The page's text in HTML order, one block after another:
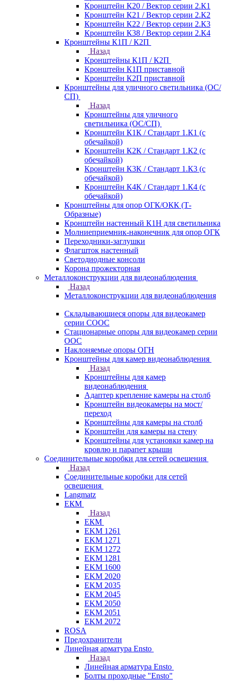
Кронштейн К20 / Вектор серии 2.К1
Кронштейн К21 / Вектор серии 2.К2
Кронштейн К22 / Вектор серии 2.К3
Кронштейн К38 / Вектор серии 2.К4
Кронштейны К1П / К2П
Назад
Кронштейны К1П / К2П
Кронштейн К1П приставной
Кронштейн К2П приставной
Кронштейны для уличного светильника (ОС/
СП)
Назад
Кронштейны для уличного
светильника (ОС/СП)
Кронштейн К1К / Стандарт 1.К1 (с
обечайкой)
Кронштейн К2К / Стандарт 1.К2 (с
обечайкой)
Кронштейн К3К / Стандарт 1.К3 (с
обечайкой)
Кронштейн К4К / Стандарт 1.К4 (с
обечайкой)
Кронштейны для опор ОГК/ОКК (Т-
Образные)
Кронштейн настенный К1Н для светильника
Молниеприемник-наконечник для опор ОГК
Переходники-заглушки
Флагшток настенный
Светодиодные консоли
Корона прожекторная
Металлоконструкции для видеонаблюдения
Назад
Металлоконструкции для видеонаблюдения
Складывающиеся опоры для видеокамер
серии СООС
Стационарные опоры для видеокамер серии
ООС
Наклоняемые опоры ОГН
Кронштейны для камер видеонаблюдения
Назад
Кронштейны для камер
видеонаблюдения
Адаптер крепление камеры на столб
Кронштейн видеокамеры на мост/
переход
Кронштейны для камеры на столб
Кронштейн для камеры на стену
Кронштейны для установки камер на
кровлю и парапет крыши
Соединительные коробки для сетей освещения
Назад
Соединительные коробки для сетей
освещения
Langmatz
ЕКМ
Назад
ЕКМ
EKM 1261
EKM 1271
EKM 1272
EKM 1281
EKM 1600
EKM 2020
EKM 2035
EKM 2045
EKM 2050
EKM 2051
EKM 2072
ROSA
Предохранители
Линейная арматура Ensto
Назад
Линейная арматура Ensto
Болты проходные "Ensto"